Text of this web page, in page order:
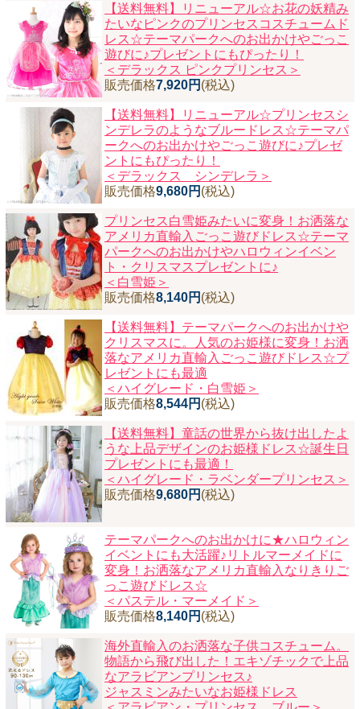
【送料無料】リニューアル☆お花の妖精み
たいなピンクのプリンセスコスチュームド
レス☆テーマパークへのお出かけやごっこ
遊びに♪プレゼントにもぴったり！
＜デラックス ピンクプリンセス＞
販売価格7,920円 (税込)
【送料無料】リニューアル☆プリンセスシ
ンデレラのようなブルードレス☆テーマパ
ークへのお出かけやごっこ遊びに♪プレゼ
ントにもぴったり！
＜デラックス シンデレラ＞
販売価格9,680円 (税込)
プリンセス白雪姫みたいに変身！お洒落な
アメリカ直輸入ごっこ遊びドレス☆テーマ
パークへのお出かけやハロウィンイベン
ト・クリスマスプレゼントに♪
＜白雪姫＞
販売価格8,140円 (税込)
【送料無料】テーマパークへのお出かけや
クリスマスに。人気のお姫様に変身！お洒
落なアメリカ直輸入ごっこ遊びドレス☆プ
レゼントにも最適
＜ハイグレード・白雪姫＞
販売価格8,544円 (税込)
【送料無料】童話の世界から抜け出したよ
うな上品デザインのお姫様ドレス☆誕生日
プレゼントにも最適！
＜ハイグレード・ラベンダープリンセス＞
販売価格9,680円 (税込)
テーマパークへのお出かけに★ハロウィン
イベントにも大活躍♪リトルマーメイドに
変身！お洒落なアメリカ直輸入なりきりご
っこ遊びドレス☆
＜パステル・マーメイド＞
販売価格8,140円 (税込)
海外直輸入のお洒落な子供コスチューム。
物語から飛び出した！エキゾチックで上品
なアラビアンプリンセス♪
ジャスミンみたいなお姫様ドレス